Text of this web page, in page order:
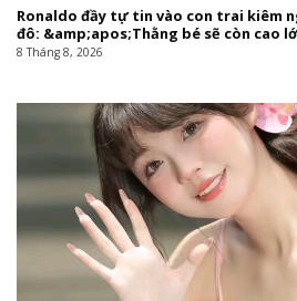
Ronaldo đầy tự tin vào con trai kiêm
đô: &amp;apos;Thằng bé sẽ còn cao
8 Tháng 8, 2026